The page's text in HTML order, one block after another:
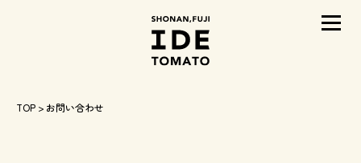
メニ
TOP > お問い合わせ